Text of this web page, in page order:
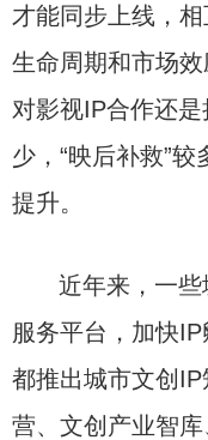
才能同步上线，
生命周期和市场
对影视IP合作还是
少，“映后补救”
提升。
近年来，一
服务平台，加快
都推出城市文创
营、文创产业智